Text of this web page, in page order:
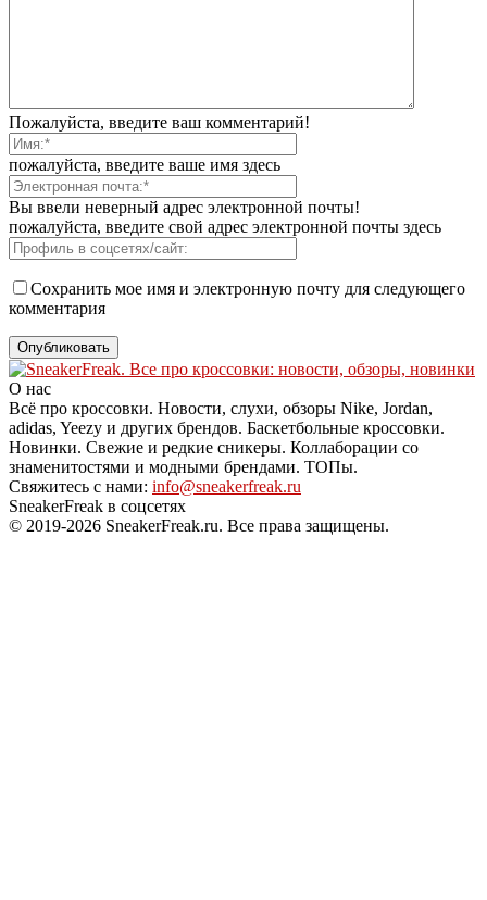
Пожалуйста, введите ваш комментарий!
пожалуйста, введите ваше имя здесь
Вы ввели неверный адрес электронной почты!
пожалуйста, введите свой адрес электронной почты здесь
Сохранить мое имя и электронную почту для следующего
комментария
О нас
Всё про кроссовки. Новости, слухи, обзоры Nike, Jordan,
adidas, Yeezy и других брендов. Баскетбольные кроссовки.
Новинки. Свежие и редкие сникеры. Коллаборации со
знаменитостями и модными брендами. ТОПы.
Свяжитесь с нами: info@sneakerfreak.ru
SneakerFreak в соцсетях
© 2019-2026 SneakerFreak.ru. Все права защищены.